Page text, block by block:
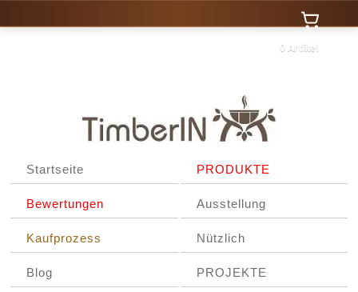
0 Artikel
Startseite PRODUKTE
Bewertungen Ausstellung
Kaufprozess Nützlich
Blog PROJEKTE